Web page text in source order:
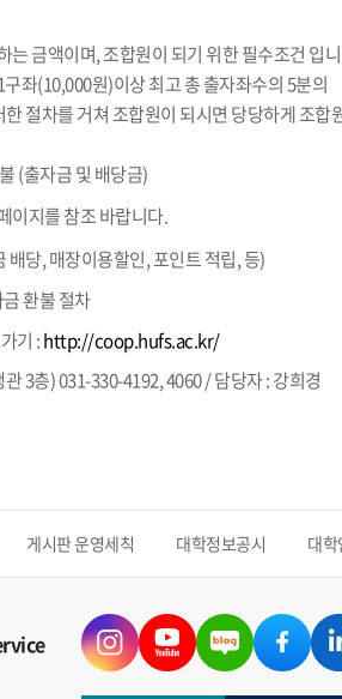
는 금액이며, 조합원이 되기 위한 필수조건 입
좌(10,000원)이상 최고 총 출자좌수의 5분의
절차를 거쳐 조합원이 되시면 당당하게 조합
(출자금 및 배당금)
이지를 참조 바랍니다.
배당, 매장이용할인, 포인트 적립, 등)
환불 절차
기 :http://coop.hufs.ac.kr/
3층) 031-330-4192, 4060 / 담당자 : 강희경
게시판 운영세칙 대학정보공시 대